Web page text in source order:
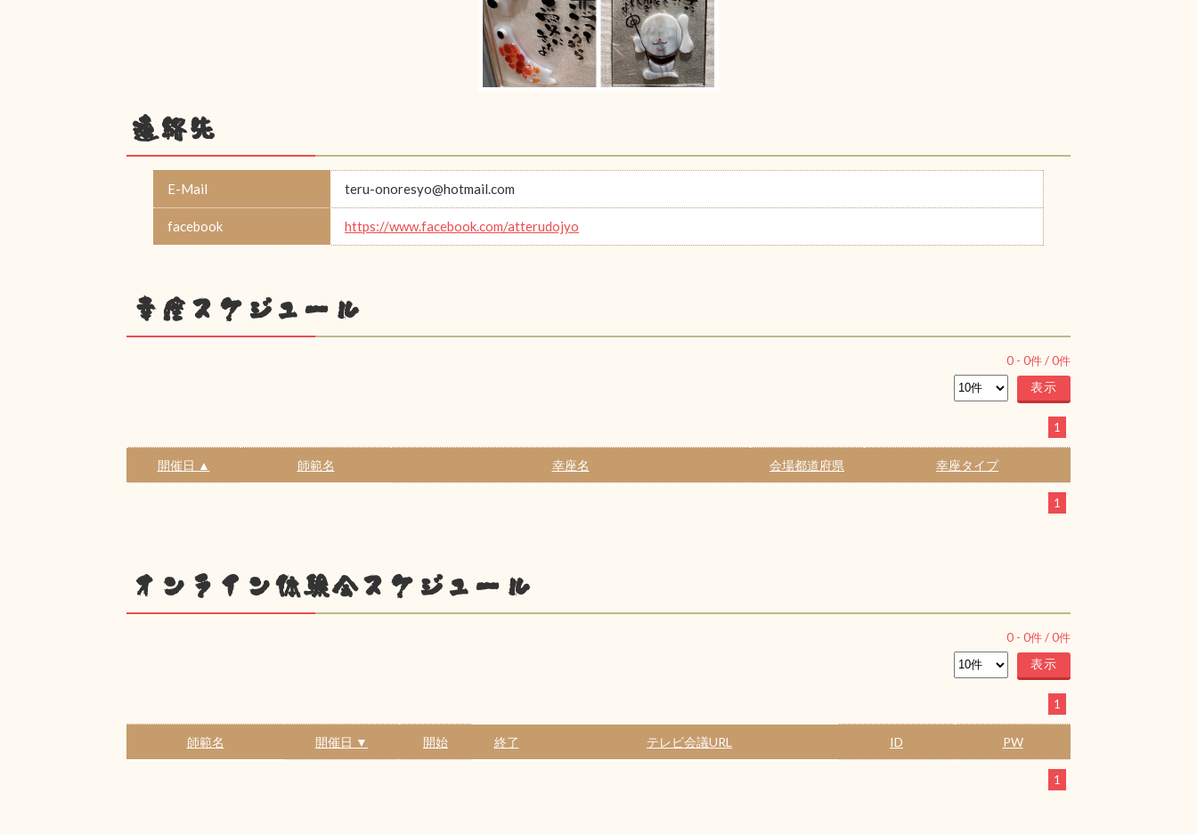
連絡先
E-Mail teru-onoresyo@hotmail.com
facebook https://www.facebook.com/atterudojyo
幸座スケジュール
0 - 0件 /0件
1
開催日 ▲ 師範名 幸座名 会場都道府県 幸座タイプ
1
オンライン体験会スケジュール
0 - 0件 /0件
1
師範名 開催日 ▼ 開始 終了 テレビ会議URL ID PW
1